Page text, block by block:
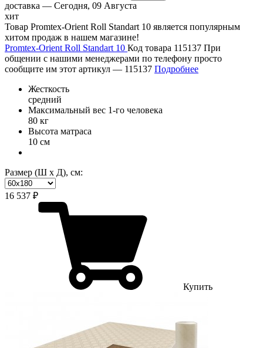
доставка — Сегодня, 09 Августа
хит
Товар Promtex-Orient Roll Standart 10 является популярным
хитом продаж в нашем магазине!
Promtex-Orient Roll Standart 10 Код товара 115137 При
общении с нашими менеджерами по телефону просто
сообщите им этот артикул — 115137 Подробнее
Жесткость
средний
Максимальный вес 1-го человека
80 кг
Высота матраса
10 см
Размер (Ш х Д), см:
16 537 ₽
Купить